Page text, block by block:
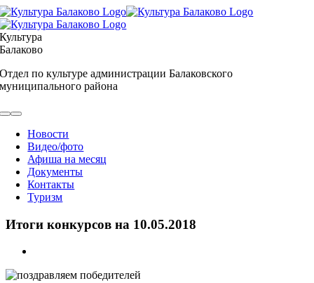
Skip
to
content
Культура
Балаково
Отдел по культуре администрации Балаковского
муниципального района
Toggle
NavigationНовости
Видео/фото
Афиша на месяц
Документы
Контакты
Туризм
Итоги конкурсов на 10.05.2018
Image